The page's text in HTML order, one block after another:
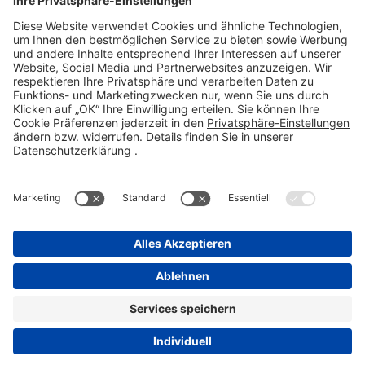
Telefon 06101 603-0
Fax 06101 603-259
info@stada.de
Kontakt
Compliance Reporting Portal ⧉
FOLGEN SIE UNS
Datenschutz